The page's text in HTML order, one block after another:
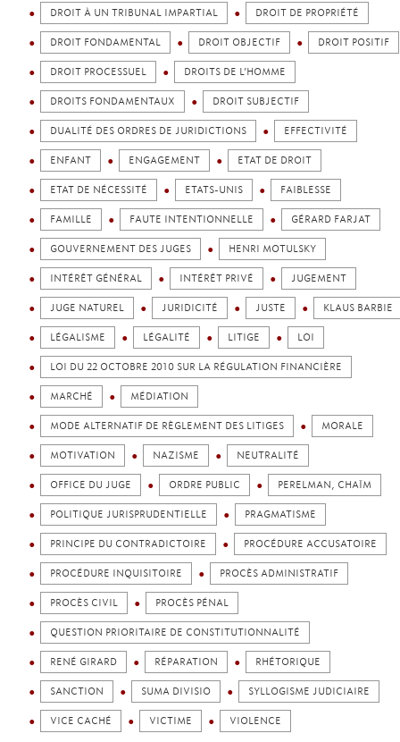
DROIT À UN TRIBUNAL IMPARTIAL DROIT DE PROPRIÉTÉ
DROIT FONDAMENTAL DROIT OBJECTIF DROIT POSITIF
DROIT PROCESSUEL DROITS DE L’HOMME
DROITS FONDAMENTAUX DROIT SUBJECTIF
DUALITÉ DES ORDRES DE JURIDICTIONS EFFECTIVITÉ
ENFANT ENGAGEMENT ETAT DE DROIT
ETAT DE NÉCESSITÉ ETATS-UNIS FAIBLESSE
FAMILLE FAUTE INTENTIONNELLE GÉRARD FARJAT
GOUVERNEMENT DES JUGES HENRI MOTULSKY
INTÉRÊT GÉNÉRAL INTÉRÊT PRIVÉ JUGEMENT
JUGE NATUREL JURIDICITÉ JUSTE KLAUS BARBIE
LÉGALISME LÉGALITÉ LITIGE LOI
LOI DU 22 OCTOBRE 2010 SUR LA RÉGULATION FINANCIÈRE
MARCHÉ MÉDIATION
MODE ALTERNATIF DE RÈGLEMENT DES LITIGES MORALE
MOTIVATION NAZISME NEUTRALITÉ
OFFICE DU JUGE ORDRE PUBLIC PERELMAN, CHAÏM
POLITIQUE JURISPRUDENTIELLE PRAGMATISME
PRINCIPE DU CONTRADICTOIRE PROCÉDURE ACCUSATOIRE
PROCÉDURE INQUISITOIRE PROCÈS ADMINISTRATIF
PROCÈS CIVIL PROCÈS PÉNAL
QUESTION PRIORITAIRE DE CONSTITUTIONNALITÉ
RENÉ GIRARD RÉPARATION RHÉTORIQUE
SANCTION SUMA DIVISIO SYLLOGISME JUDICIAIRE
VICE CACHÉ VICTIME VIOLENCE